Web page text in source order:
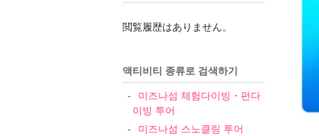
閲覧履歴はありません。
액티비티 종류로 검색하기
미즈나섬 체험다이빙・펀다
이빙 투어
미즈나섬 스노클링 투어